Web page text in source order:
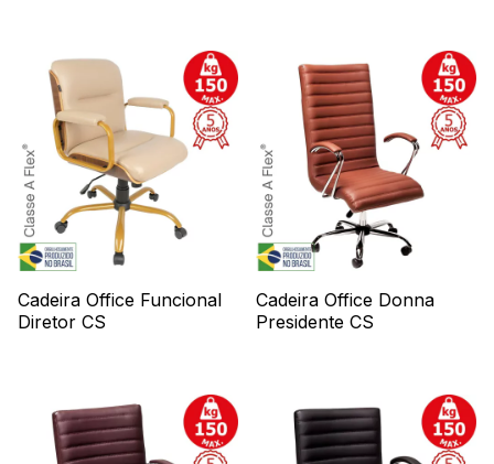
Cadeira Office Funcional
Diretor CS
Cadeira Office Donna
Presidente CS